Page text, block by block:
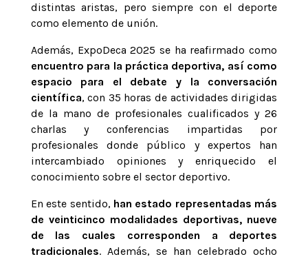
distintas aristas, pero siempre con el deporte
como elemento de unión.
Además, ExpoDeca 2025 se ha reafirmado como
encuentro para la práctica deportiva, así como
espacio para el debate y la conversación
científica, con 35 horas de actividades dirigidas
de la mano de profesionales cualificados y 26
charlas y conferencias impartidas por
profesionales donde público y expertos han
intercambiado opiniones y enriquecido el
conocimiento sobre el sector deportivo.
En este sentido, han estado representadas más
de veinticinco modalidades deportivas, nueve
de las cuales corresponden a deportes
tradicionales. Además, se han celebrado ocho